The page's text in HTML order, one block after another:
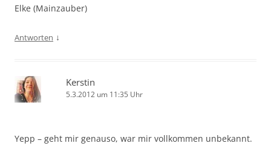
Elke (Mainzauber)
Antworten ↓
Kerstin
5.3.2012 um 11:35 Uhr
Yepp – geht mir genauso, war mir vollkommen unbekannt.